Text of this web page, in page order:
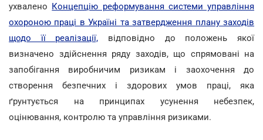
ухвалено Концепцію реформування системи управління
охороною праці в Україні та затвердження плану заходів
щодо її реалізації, відповідно до положень якої
визначено здійснення ряду заходів, що спрямовані на
запобігання виробничим ризикам і заохочення до
створення безпечних і здорових умов праці, яка
ґрунтується на принципах усунення небезпек,
оцінювання, контролю та управління ризиками.